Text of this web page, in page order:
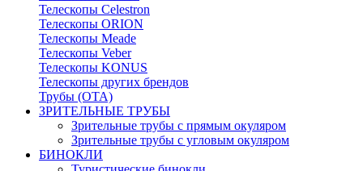
Телескопы Celestron
Телескопы ORION
Телескопы Meade
Телескопы Veber
Телескопы KONUS
Телескопы других брендов
Трубы (ОТА)
ЗРИТЕЛЬНЫЕ ТРУБЫ
Зрительные трубы с прямым окуляром
Зрительные трубы с угловым окуляром
БИНОКЛИ